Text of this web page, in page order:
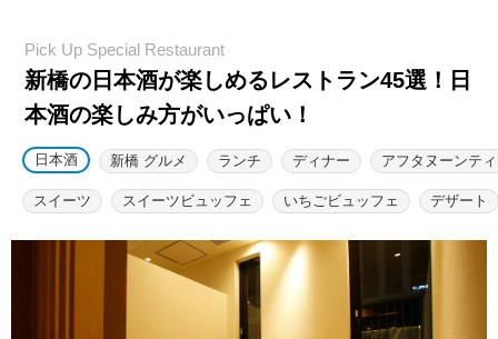
新橋の日本酒が楽しめるレストラン45選！ 日
本酒の楽しみ方がいっぱい！
日本酒 新橋 グルメ ランチ ディナー アフタヌーンテ
スイーツ スイーツビュッフェ いちごビュッフェ デザート